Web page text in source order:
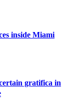
inside Miami
gratifica in